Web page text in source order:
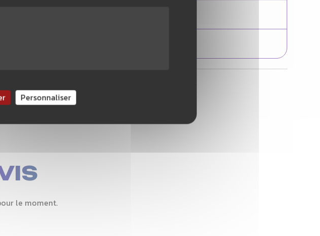
Personnaliser
le moment.